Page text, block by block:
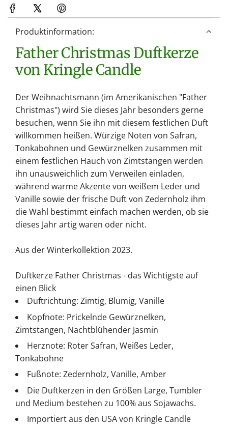
.
Produktinformation:
Father Christmas Duftkerze
von Kringle Candle
Der Weihnachtsmann (im Amerikanischen "Father
Christmas") wird Sie dieses Jahr besonders gerne
besuchen, wenn Sie ihn mit diesem festlichen Duft
willkommen heißen. Würzige Noten von Safran,
Tonkabohnen und Gewürznelken zusammen mit
einem festlichen Hauch von Zimtstangen werden
ihn unausweichlich zum Verweilen einladen,
während warme Akzente von weißem Leder und
Vanille sowie der frische Duft von Zedernholz ihm
die Wahl bestimmt einfach machen werden, ob sie
dieses Jahr artig waren oder nicht.
Aus der Winterkollektion 2023.
Duftkerze Father Christmas - das Wichtigste auf
einen Blick
Duftrichtung: Zimtig, Blumig, Vanille
Kopfnote: Prickelnde Gewürznelken,
Zimtstangen, Nachtblühender Jasmin
Herznote: Roter Safran, Weißes Leder,
Tonkabohne
Fußnote: Zedernholz, Vanille, Amber
Die Duftkerzen in den Größen Large, Tumbler
und Medium bestehen zu 100% aus Sojawachs.
Importiert aus den USA von Kringle Candle